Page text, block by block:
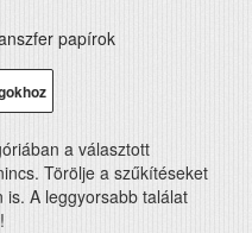
papírok
a választott
Törölje a szűkítéseket
A leggyorsabb találat